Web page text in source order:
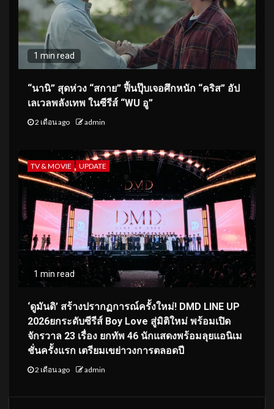
1 min read
“นานิ” สุดห่วง “สกาย” ฟื้นปุ๊บเจอศึกหนัก “คริส” อัป
เลเวลพลังเทพ ในซีรีส์ “WU อู”
2 เดือน ago admin
TV & MOVIE UPDATE
1 min read
‘ดูมันดิ’ สร้างปรากฏการณ์ครั้งใหม่! DMD LINE UP
2026ยกระดับซีรีส์ Boy Love สู่มิติใหม่ พร้อมเปิด
จักรวาล 23 เรื่อง ยกทัพ 46 นักแสดงพร้อมลุยแอนิเม
ชั่นครั้งแรก เตรียมเขย่าวงการตลอดปี
2 เดือน ago admin